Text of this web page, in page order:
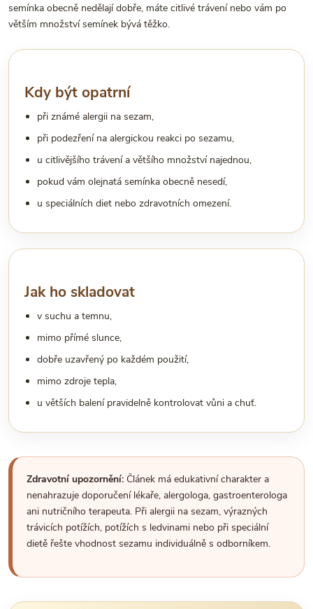
semínka obecně nedělají dobře, máte citlivé trávení nebo vám po
větším množství semínek bývá těžko.
Kdy být opatrní
při známé alergii na sezam,
při podezření na alergickou reakci po sezamu,
u citlivějšího trávení a většího množství najednou,
pokud vám olejnatá semínka obecně nesedí,
u speciálních diet nebo zdravotních omezení.
Jak ho skladovat
v suchu a temnu,
mimo přímé slunce,
dobře uzavřený po každém použití,
mimo zdroje tepla,
u větších balení pravidelně kontrolovat vůni a chuť.
Zdravotní upozornění: Článek má edukativní charakter a
nenahrazuje doporučení lékaře, alergologa, gastroenterologa
ani nutričního terapeuta. Při alergii na sezam, výrazných
trávicích potížích, potížích s ledvinami nebo při speciální
dietě řešte vhodnost sezamu individuálně s odborníkem.